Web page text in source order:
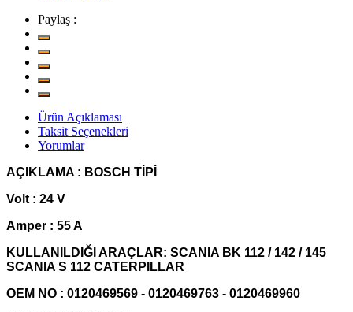
Paylaş :
Ürün Açıklaması
Taksit Seçenekleri
Yorumlar
AÇIKLAMA : BOSCH TİPİ
Volt : 24 V
Amper : 55 A
KULLANILDIĞI ARAÇLAR: SCANIA BK 112 / 142 / 145
SCANIA S 112 CATERPILLAR
OEM NO : 0120469569 - 0120469763 - 0120469960